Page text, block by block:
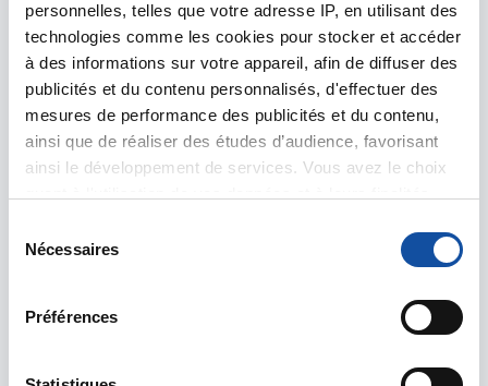
personnelles, telles que votre adresse IP, en utilisant des
technologies comme les cookies pour stocker et accéder
à des informations sur votre appareil, afin de diffuser des
publicités et du contenu personnalisés, d'effectuer des
mesures de performance des publicités et du contenu,
ainsi que de réaliser des études d’audience, favorisant
ainsi le développement de services. Vous avez le choix
tout moment en consultant la Déclaration relative aux
cookies ou en cliquant sur l'icône de confidentialité.
Si vous le permettez, nous aimerions également :
géographique qui peuvent être précises à plusieurs
Nécessaires
Préférences
Mélodies solidaires : Un magnifique
concert de corps de chasse à l'Isle-sur-
le-Doubs
Le 17 mai dernier, les voûtes de l'église Sainte-
son des cors de chasse. Un moment musical
hors du temps, empreint de tradition et de
générosité, qui a réuni de nombreux
lutte contre le cancer.
En savoir plus